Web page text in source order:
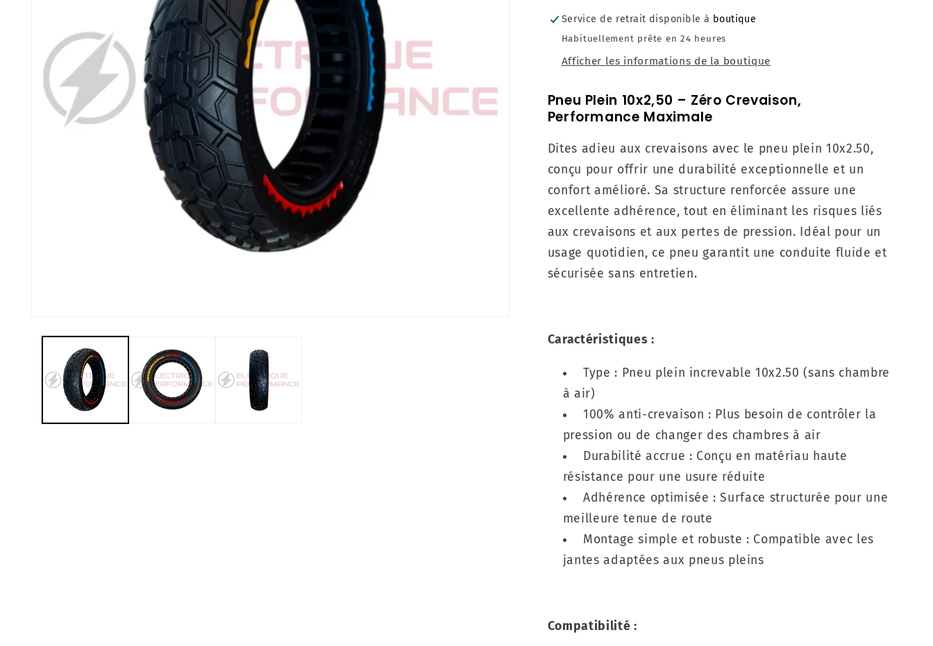
Service de retrait disponible à boutique
Habituellement prête en 24 heures
Afficher les informations de la boutique
Pneu Plein 10x2,50 – Zéro Crevaison,
Performance Maximale
Dites adieu aux crevaisons avec le pneu plein 10x2.50,
conçu pour offrir une durabilité exceptionnelle et un
confort amélioré. Sa structure renforcée assure une
excellente adhérence, tout en éliminant les risques liés
aux crevaisons et aux pertes de pression. Idéal pour un
usage quotidien, ce pneu garantit une conduite fluide et
sécurisée sans entretien.
Caractéristiques :
Type : Pneu plein increvable 10x2.50 (sans chambre
à air)
100% anti-crevaison : Plus besoin de contrôler la
pression ou de changer des chambres à air
Durabilité accrue : Conçu en matériau haute
résistance pour une usure réduite
Adhérence optimisée : Surface structurée pour une
meilleure tenue de route
Montage simple et robuste : Compatible avec les
jantes adaptées aux pneus pleins
Compatibilité :